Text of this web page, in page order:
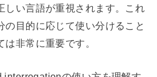
しい言語が重視されます。これ
の目的に応じて使い分けること
非常に重要です。